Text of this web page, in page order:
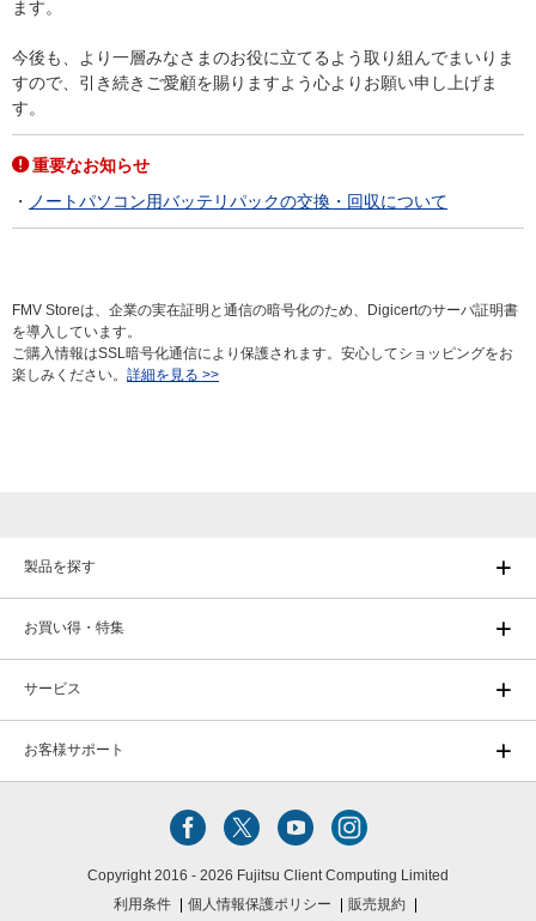
ます。
今後も、より一層みなさまのお役に立てるよう取り組んでまいりま
すので、引き続きご愛顧を賜りますよう心よりお願い申し上げま
す。
重要なお知らせ
ノートパソコン用バッテリパックの交換・回収について
FMV Storeは、企業の実在証明と通信の暗号化のため、Digicertのサーバ証明書
を導入しています。
ご購入情報はSSL暗号化通信により保護されます。安心してショッピングをお
楽しみください。 詳細を見る >>
製品を探す
お買い得・特集
サービス
お客様サポート
Copyright 2016 - 2026 Fujitsu Client Computing Limited
利用条件
個人情報保護ポリシー 販売規約